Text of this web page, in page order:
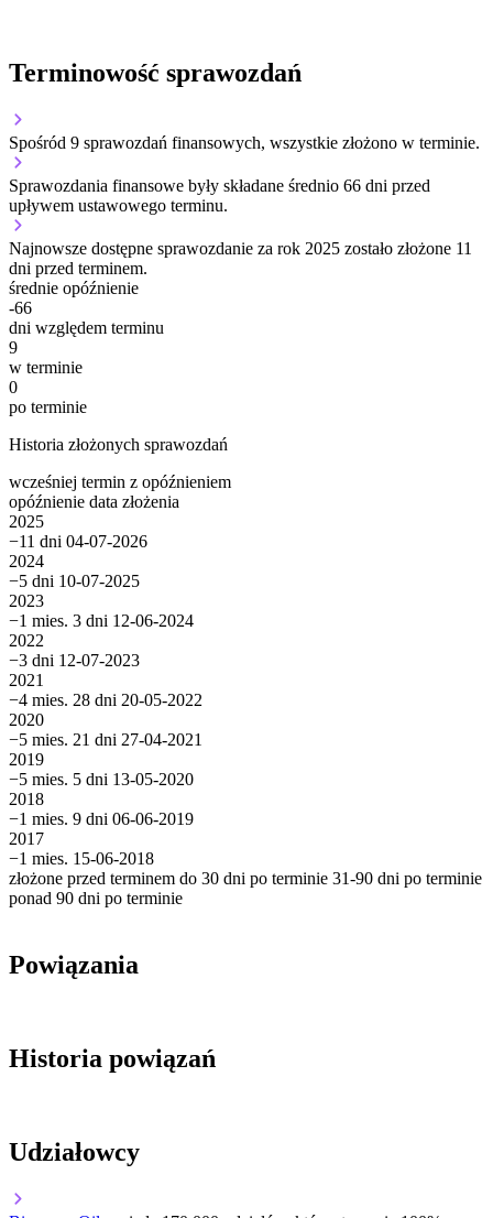
Terminowość sprawozdań
Spośród 9 sprawozdań finansowych, wszystkie złożono w terminie.
Sprawozdania finansowe były składane średnio 66 dni przed
upływem ustawowego terminu.
Najnowsze dostępne sprawozdanie za rok 2025 zostało złożone 11
dni przed terminem.
średnie opóźnienie
-66
dni względem terminu
9
w terminie
0
po terminie
Historia złożonych sprawozdań
wcześniej termin z opóźnieniem
opóźnienie data złożenia
2025
−11 dni 04-07-2026
2024
−5 dni 10-07-2025
2023
−1 mies. 3 dni 12-06-2024
2022
−3 dni 12-07-2023
2021
−4 mies. 28 dni 20-05-2022
2020
−5 mies. 21 dni 27-04-2021
2019
−5 mies. 5 dni 13-05-2020
2018
−1 mies. 9 dni 06-06-2019
2017
−1 mies. 15-06-2018
złożone przed terminem do 30 dni po terminie 31-90 dni po terminie
ponad 90 dni po terminie
Powiązania
Historia powiązań
Udziałowcy